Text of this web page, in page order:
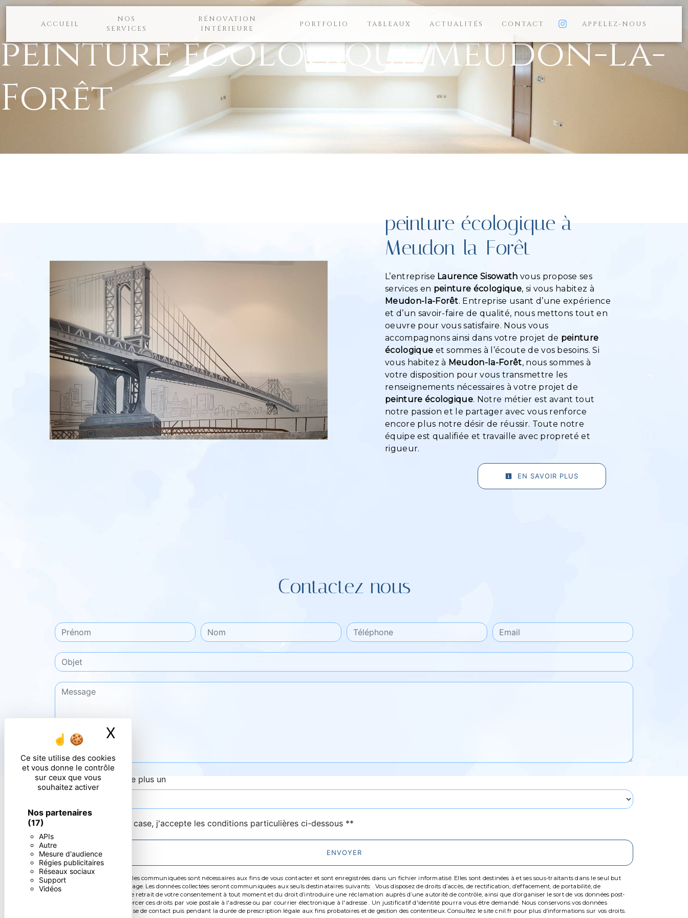
Panneau de gestion des cookies
Ce site utilise des cookies
et vous donne le contrôle
sur ceux que vous
souhaitez activer
Nos partenaires
(17)
APIs
Autre
Mesure d'audience
Régies publicitaires
Réseaux sociaux
Support
Vidéos
X
ACCUEIL
NOS
SERVICES
RÉNOVATION
INTÉRIEURE
PORTFOLIO TABLEAUX ACTUALITÉS CONTACT APPELEZ-NOUS
peinture écologique Meudon-la-
Forêt
peinture écologique à
Meudon-la-Forêt
L’entreprise Laurence Sisowath vous propose ses
services en peinture écologique, si vous habitez à
Meudon-la-Forêt. Entreprise usant d’une expérience
et d’un savoir-faire de qualité, nous mettons tout en
oeuvre pour vous satisfaire. Nous vous
accompagnons ainsi dans votre projet de peinture
écologique et sommes à l’écoute de vos besoins. Si
vous habitez à Meudon-la-Forêt, nous sommes à
votre disposition pour vous transmettre les
renseignements nécessaires à votre projet de
peinture écologique. Notre métier est avant tout
notre passion et le partager avec vous renforce
encore plus notre désir de réussir. Toute notre
équipe est qualifiée et travaille avec propreté et
rigueur.
EN SAVOIR PLUS
Contactez nous
Combien font quatre plus un
En cochant cette case, j'accepte les conditions particulières ci-dessous **
ENVOYER
** Les données personnelles communiquées sont nécessaires aux fins de vous contacter et sont enregistrées dans un fichier informatisé. Elles sont destinées à et ses sous-traitants dans le seul but
de répondre à votre message. Les données collectées seront communiquées aux seuls destinataires suivants: . Vous disposez de droits d’accès, de rectification, d’effacement, de portabilité, de
limitation, d’opposition, de retrait de votre consentement à tout moment et du droit d’introduire une réclamation auprès d’une autorité de contrôle, ainsi que d’organiser le sort de vos données post-
mortem. Vous pouvez exercer ces droits par voie postale à l'adresse ou par courrier électronique à l'adresse . Un justificatif d'identité pourra vous être demandé. Nous conservons vos données
pendant la période de prise de contact puis pendant la durée de prescription légale aux fins probatoires et de gestion des contentieux. Consultez le site cnil.fr pour plus d’informations sur vos droits.